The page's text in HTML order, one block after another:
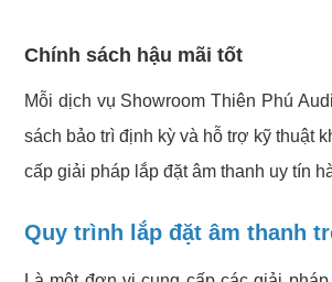
Chính sách hậu mãi tốt
Mỗi dịch vụ Showroom Thiên Phú
sách bảo trì định kỳ và hỗ trợ kỹ thuật
cấp giải pháp lắp đặt âm thanh uy tín
Quy trình lắp đặt âm thanh